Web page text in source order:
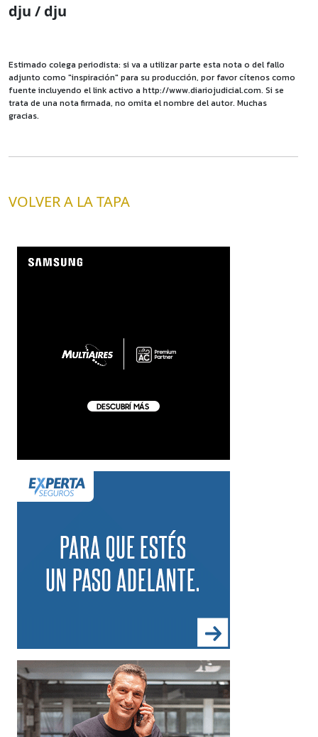
dju / dju
Estimado colega periodista: si va a utilizar parte esta nota o del fallo
adjunto como "inspiración" para su producción, por favor cítenos como
fuente incluyendo el link activo a http://www.diariojudicial.com. Si se
trata de una nota firmada, no omita el nombre del autor. Muchas
gracias.
VOLVER A LA TAPA